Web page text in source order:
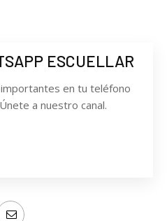
ESCUELLAR
en tu teléfono
a nuestro canal.